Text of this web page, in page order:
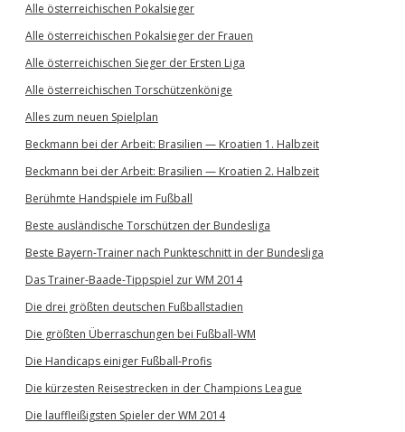
Alle österreichischen Pokalsieger
Alle österreichischen Pokalsieger der Frauen
Alle österreichischen Sieger der Ersten Liga
Alle österreichischen Torschützenkönige
Alles zum neuen Spielplan
Beckmann bei der Arbeit: Brasilien — Kroatien 1. Halbzeit
Beckmann bei der Arbeit: Brasilien — Kroatien 2. Halbzeit
Berühmte Handspiele im Fußball
Beste ausländische Torschützen der Bundesliga
Beste Bayern-Trainer nach Punkteschnitt in der Bundesliga
Das Trainer-Baade-Tippspiel zur WM 2014
Die drei größten deutschen Fußballstadien
Die größten Überraschungen bei Fußball-WM
Die Handicaps einiger Fußball-Profis
Die kürzesten Reisestrecken in der Champions League
Die lauffleißigsten Spieler der WM 2014